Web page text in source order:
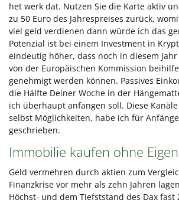
het werk dat. Nutzen Sie die Karte aktiv
zu 50 Euro des Jahrespreises zurück,
viel geld verdienen dann würde ich das
Potenzial ist bei einem Investment in
eindeutig höher, dass noch in diesem
von der Europäischen Kommission
genehmigt werden können. Passives
die Hälfte Deiner Woche in der
ich überhaupt anfangen soll. Diese
selbst Möglichkeiten, habe ich für
geschrieben.
Immobilie kaufen ohne
Geld vermehren durch aktien zum
Finanzkrise vor mehr als zehn Jahren
Höchst- und dem Tiefststand des Dax fast